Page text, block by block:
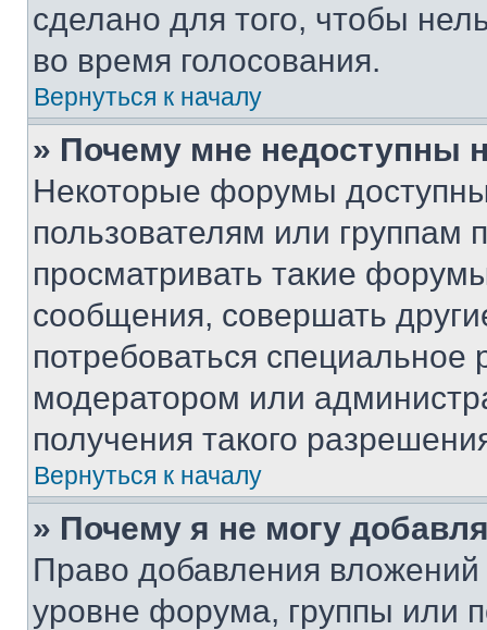
сделано для того, чтобы
во время голосования.
Вернуться к началу
» Почему мне недоступны
Некоторые форумы
пользователям или группам
просматривать такие
сообщения, совершать
потребоваться
модератором или
получения такого
Вернуться к началу
» Почему я не могу
Право добавления
уровне форума, группы или